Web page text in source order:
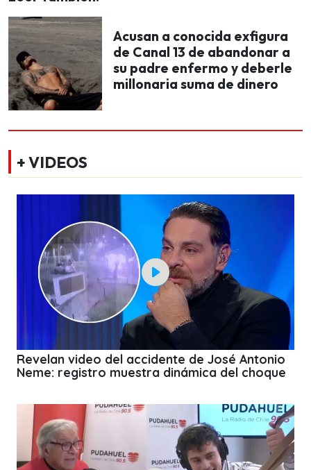
Acusan a conocida exfigura
de Canal 13 de abandonar a
su padre enfermo y deberle
millonaria suma de dinero
+ VIDEOS
Revelan video del accidente de José Antonio
Neme: registro muestra dinámica del choque